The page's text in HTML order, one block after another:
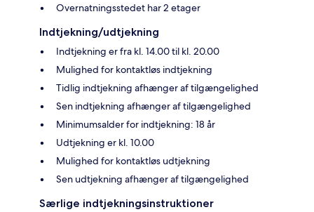
Overnatningsstedet har 2 etager
Indtjekning/udtjekning
Indtjekning er fra kl. 14.00 til kl. 20.00
Mulighed for kontaktløs indtjekning
Tidlig indtjekning afhænger af tilgængelighed
Sen indtjekning afhænger af tilgængelighed
Minimumsalder for indtjekning: 18 år
Udtjekning er kl. 10.00
Mulighed for kontaktløs udtjekning
Sen udtjekning afhænger af tilgængelighed
Særlige indtjekningsinstruktioner